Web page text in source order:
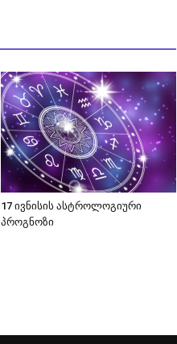
17 ივნისის ასტროლოგიური
პროგნოზი